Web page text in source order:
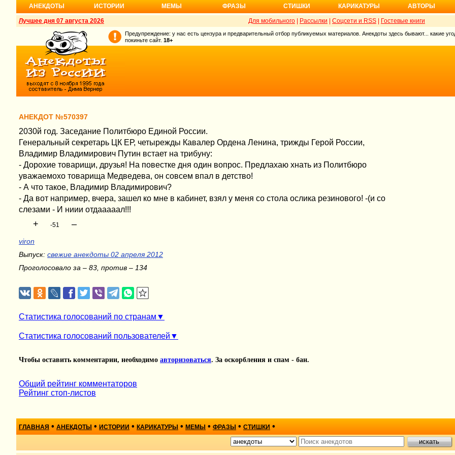
АНЕКДОТЫ ИСТОРИИ МЕМЫ ФРАЗЫ СТИШКИ КАРИКАТУРЫ АВТОРЫ
Лучшее дня 07 августа 2026 Для мобильного Рассылки Соцсети и RSS Гостевые книги
Предупреждение: у нас есть цензура и предварительный отбор публикуемых материалов. Анекдоты здесь бывают... какие
покиньте сайт. 18+
АНЕКДОТ №570397
2030й год. Заседание Политбюро Единой России.
Генеральный секретарь ЦК ЕР, четырежды Кавалер Ордена Ленина, трижды Герой России,
Владимир Владимирович Путин встает на трибуну:
- Дорохие товарищи, друзья! На повестке дня один вопрос. Предлахаю хнать из Политбюро
уважаемохо товарища Медведева, он совсем впал в детство!
- А что такое, Владимир Владимирович?
- Да вот например, вчера, зашел ко мне в кабинет, взял у меня со стола ослика резинового! -(и со
слезами - И ниии отдааааал!!!
+ -51 –
viron
Выпуск: свежие анекдоты 02 апреля 2012
Проголосовало за – 83, против – 134
Статистика голосований по странам
Статистика голосований пользователей
Чтобы оставить комментарии, необходимо авторизоваться. За оскорбления и спам - бан.
Общий рейтинг комментаторов
Рейтинг стоп-листов
ГЛАВНАЯ • АНЕКДОТЫ • ИСТОРИИ • КАРИКАТУРЫ • МЕМЫ • ФРАЗЫ • СТИШКИ •